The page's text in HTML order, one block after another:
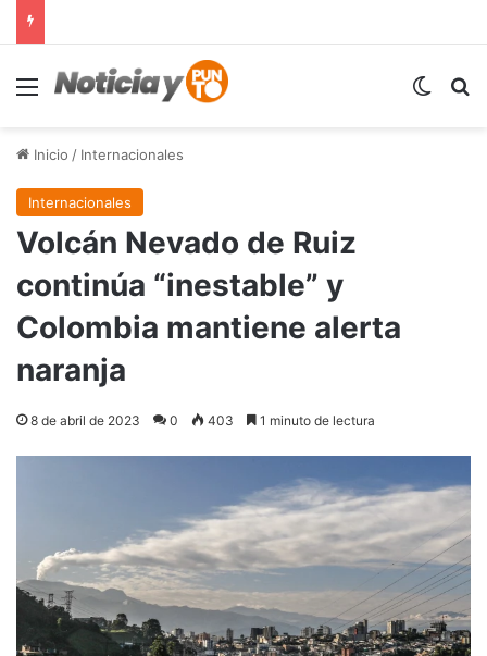
Menú
Inicio / Internacionales
Internacionales
Volcán Nevado de Ruiz
continúa “inestable” y
Colombia mantiene alerta
naranja
8 de abril de 2023 0 403 1 minuto de lectura